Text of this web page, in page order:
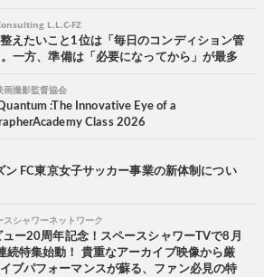
L.L.C-FZ
えたいこと1位は「毎日のコンディション管
一方、準備は「必要になってから」が最多
画撮影監督協会
:The Innovative Eye of a
Class 2026
FC東京女子サッカー事業の新体制につい
スシャワーネットワーク
ー20周年記念！スペースシャワーTVで8月
続特集始動！ 貴重なアーカイブ映像から厳
ブパフォーマンスが蘇る、ファン必見の特